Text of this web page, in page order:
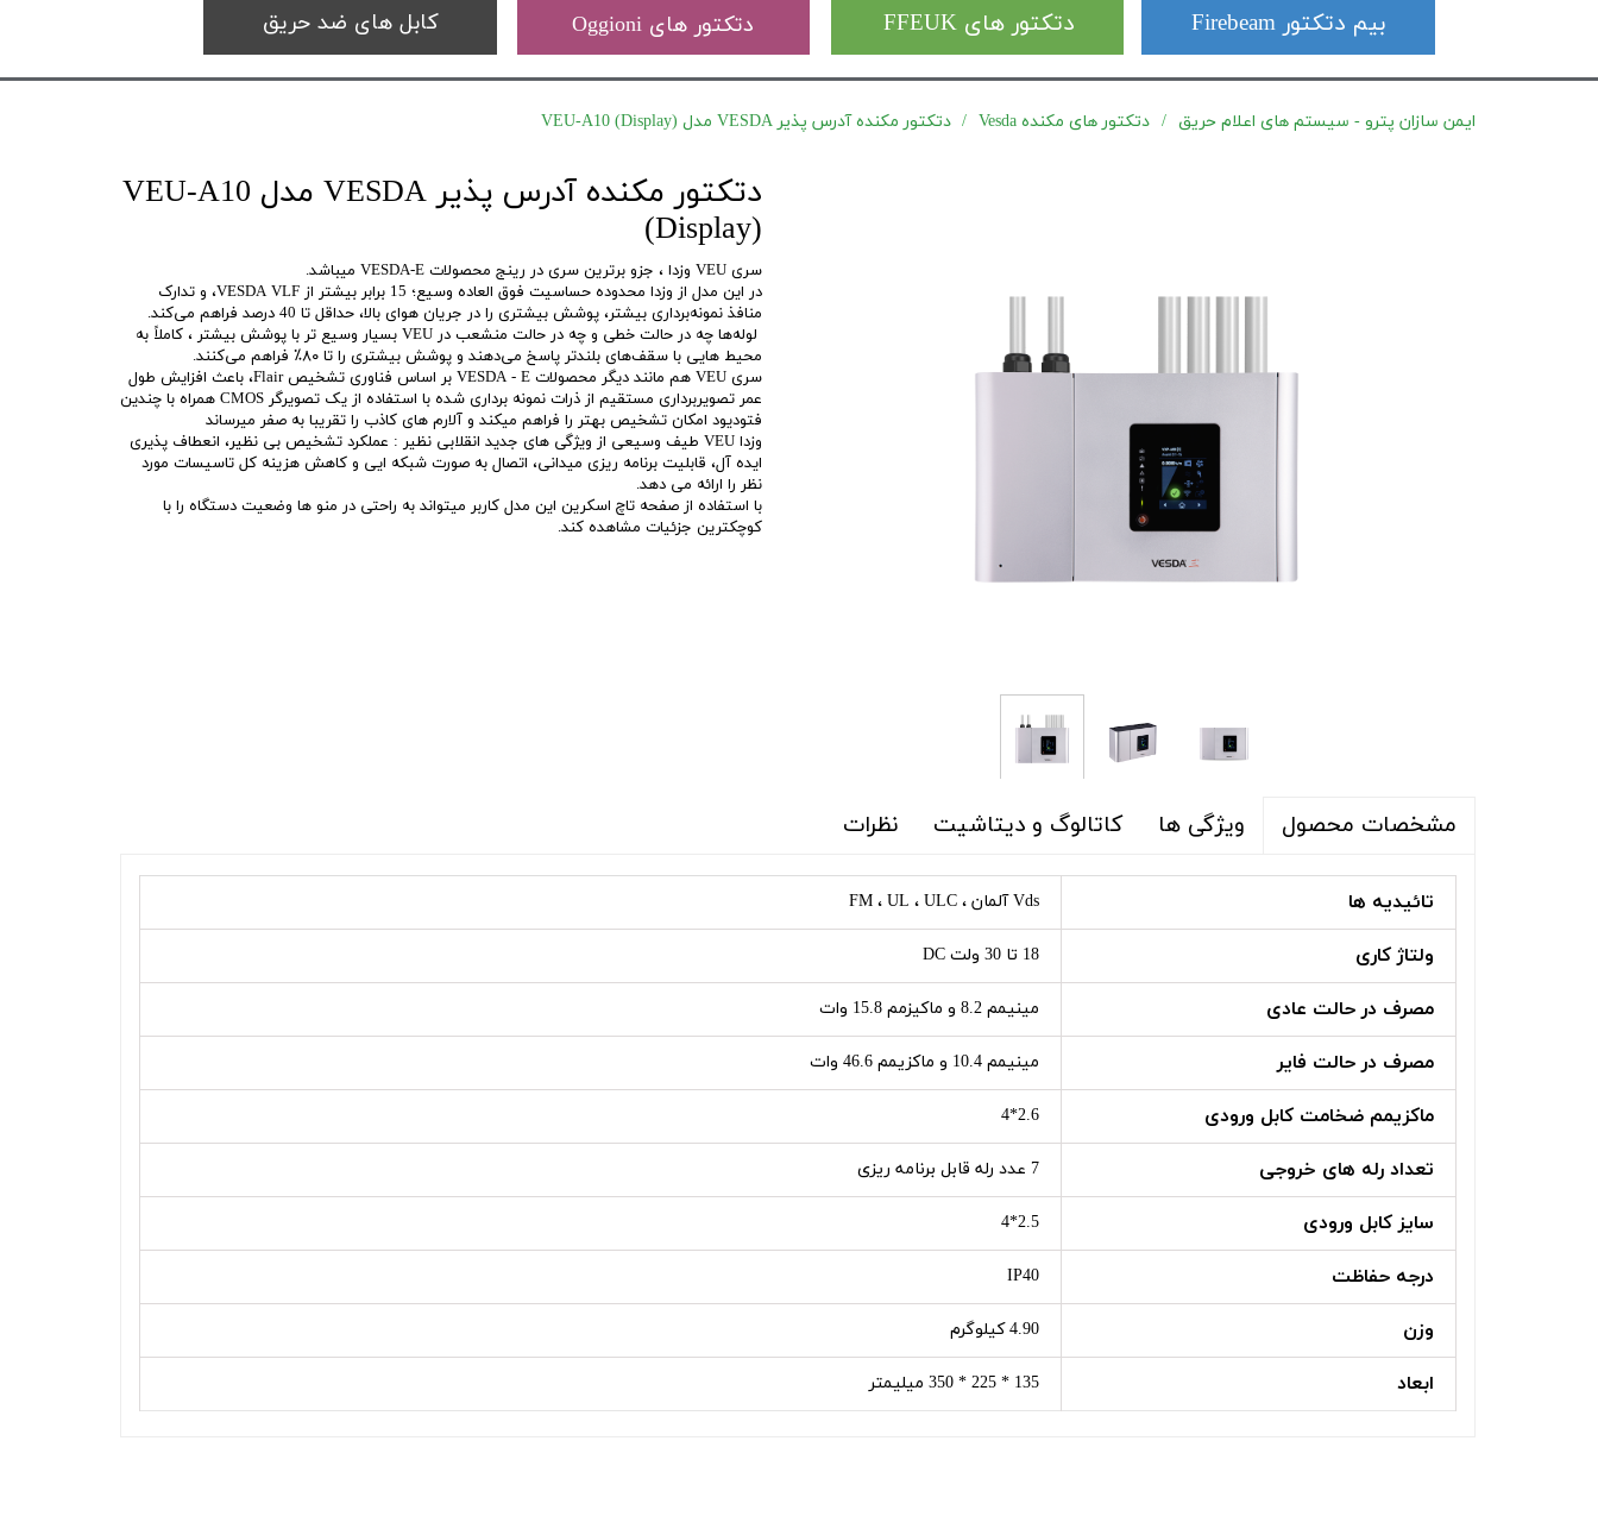
کابل های ضد حریق دتکتور های Oggioni دتکتور های FFEUK بیم دتکتور Firebeam
ایمن سازان پترو - سیستم های اعلام حریق دتکتور های مکنده Vesda دتکتور مکنده آدرس پذیر VESDA مدل VEU-A10 (Display)
دتکتور مکنده آدرس پذیر VESDA مدل VEU-A10
(Display)
سری VEU وزدا ، جزو برترین سری در رینج محصولات VESDA-E میباشد.
در این مدل از وزدا محدوده حساسیت فوق العاده وسیع؛ 15 برابر بیشتر از VESDA VLF، و تدارک
منافذ نمونه‌برداری بیشتر، پوشش بیشتری را در جریان هوای بالا، حداقل تا 40 درصد فراهم می‌کند.
لوله‌ها چه در حالت خطی و چه در حالت منشعب در VEU بسیار وسیع تر با پوشش بیشتر ، کاملاً به
محیط هایی با سقف‌های بلندتر پاسخ می‌دهند و پوشش بیشتری را تا ۸۰٪ فراهم می‌کنند.
سری VEU هم مانند دیگر محصولات VESDA - E بر اساس فناوری تشخیص Flair، باعث افزایش طول
عمر تصویربرداری مستقیم از ذرات نمونه برداری شده با استفاده از یک تصویرگر CMOS همراه با چندین
فتودیود امکان تشخیص بهتر را فراهم میکند و آلارم های کاذب را تقریبا به صفر میرساند
وزدا VEU طیف وسیعی از ویژگی های جدید انقلابی نظیر : عملکرد تشخیص بی نظیر، انعطاف پذیری
ایده آل، قابلیت برنامه ریزی میدانی، اتصال به صورت شبکه ایی و کاهش هزینه کل تاسیسات مورد
نظر را ارائه می دهد.
با استفاده از صفحه تاچ اسکرین این مدل کاربر میتواند به راحتی در منو ها وضعیت دستگاه را با
کوچکترین جزئیات مشاهده کند.
مشخصات محصول ویژگی ها کاتالوگ و دیتاشیت نظرات
تائیدیه ها Vds آلمان ، FM ، UL ، ULC
ولتاژ کاری 18 تا 30 ولت DC
مصرف در حالت عادی مینیمم 8.2 و ماکیزمم 15.8 وات
مصرف در حالت فایر مینیمم 10.4 و ماکزیمم 46.6 وات
ماکزیمم ضخامت کابل ورودی 2.6*4
تعداد رله های خروجی 7 عدد رله قابل برنامه ریزی
سایز کابل ورودی 2.5*4
درجه حفاظت IP40
وزن 4.90 کیلوگرم
ابعاد 135 * 225 * 350 میلیمتر